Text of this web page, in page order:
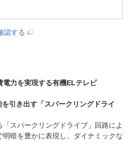
認する
電力を実現する有機ELテレビ
引き出す「スパークリングドライ
「スパークリングドライブ」回路によ
明暗を豊かに表現し、ダイナミックな